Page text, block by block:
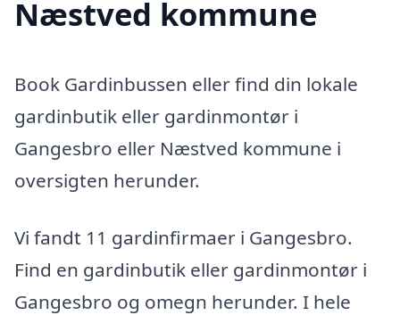
Næstved kommune
Book Gardinbussen eller find din lokale
gardinbutik eller gardinmontør i
Gangesbro eller Næstved kommune i
oversigten herunder.
Vi fandt 11 gardinfirmaer i Gangesbro.
Find en gardinbutik eller gardinmontør i
Gangesbro og omegn herunder. I hele